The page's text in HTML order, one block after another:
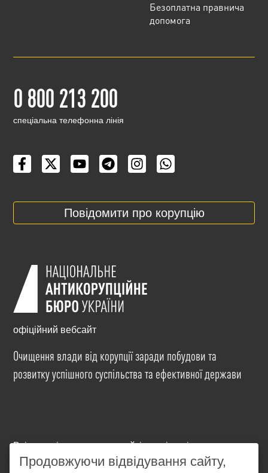
Безоплатна правнича
допомога
0 800 213 200
cпеціальна телефонна лінія
Повідомити про корупцію
офіційний вебсайт
Очищення влади від корупції заради побудови та
розвитку успішного суспільства та ефективної держави
Всі матеріали на цьому сайті розміщені на умовах
ліцензіїCreative Commons Attribution-NonCommercial-
Продовжуючи відвідування сайту,